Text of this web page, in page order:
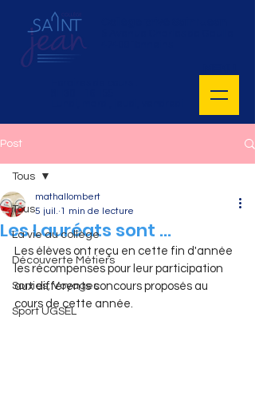
Post
Tous
La vie au collège
Découverte Métiers
Sorties, Voyages
Sport UGSEL
Tous
Les Lauréats sont ...
mathallombert
5 juil. 1 min de lecture
Les élèves ont reçu en cette fin d'année
les récompenses pour leur participation
aux différents concours proposés au
cours de cette année.